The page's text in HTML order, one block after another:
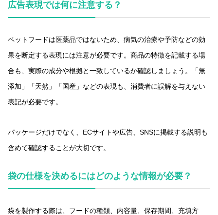
広告表現では何に注意する？
ペットフードは医薬品ではないため、病気の治療や予防などの効
果を断定する表現には注意が必要です。商品の特徴を記載する場
合も、実際の成分や根拠と一致しているか確認しましょう。「無
添加」「天然」「国産」などの表現も、消費者に誤解を与えない
表記が必要です。
パッケージだけでなく、ECサイトや広告、SNSに掲載する説明も
含めて確認することが大切です。
袋の仕様を決めるにはどのような情報が必要？
袋を製作する際は、フードの種類、内容量、保存期間、充填方